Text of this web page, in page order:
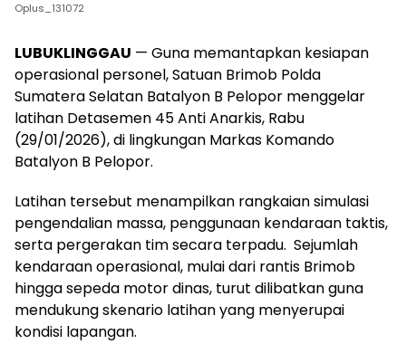
Oplus_131072
LUBUKLINGGAU — Guna memantapkan kesiapan
operasional personel, Satuan Brimob Polda
Sumatera Selatan Batalyon B Pelopor menggelar
latihan Detasemen 45 Anti Anarkis, Rabu
(29/01/2026), di lingkungan Markas Komando
Batalyon B Pelopor.
Latihan tersebut menampilkan rangkaian simulasi
pengendalian massa, penggunaan kendaraan taktis,
serta pergerakan tim secara terpadu. Sejumlah
kendaraan operasional, mulai dari rantis Brimob
hingga sepeda motor dinas, turut dilibatkan guna
mendukung skenario latihan yang menyerupai
kondisi lapangan.